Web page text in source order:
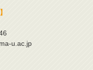
u.ac.jp